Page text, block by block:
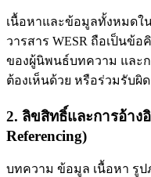
เนื้อหาและข้อมูลทั้งหมด
วารสาร WESR ถือเป็นข้
ของผู้นิพนธ์บทความ และ
ต้องเห็นด้วย หรือร่วมรับผิ
2. ลิขสิทธิ์และการอ้าง
Referencing)
บทความ ข้อมูล เนื้อหา รู